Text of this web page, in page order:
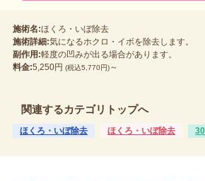
施術名:ほくろ・いぼ除去
施術詳細:気になるホクロ・イボを除去します。
副作用:軽度の凹みが出る場合があります。
料金:5,250円 (税込5,770円)～
関連するカテゴリトップへ
ほくろ・いぼ除去 ほくろ・いぼ除去